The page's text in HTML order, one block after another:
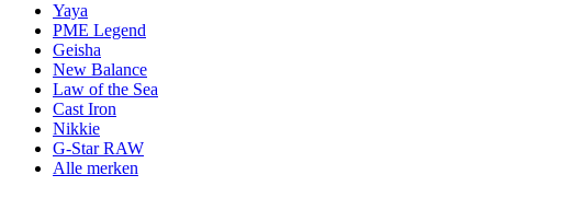
Yaya
PME Legend
Geisha
New Balance
Law of the Sea
Cast Iron
Nikkie
G-Star RAW
Alle merken